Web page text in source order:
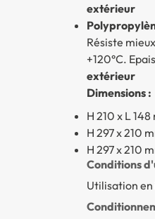
extérieur
Résiste
+120°C.
extérieur
Dimensions :
H 210 x L
H 297 x 210
H 297 x 210
Conditions
Utilisation